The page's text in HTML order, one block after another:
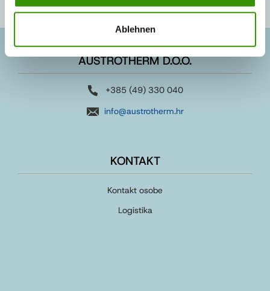
Ablehnen
AUSTROTHERM D.O.O.
+385 (49) 330 040
info@austrotherm.hr
KONTAKT
Kontakt osobe
Logistika